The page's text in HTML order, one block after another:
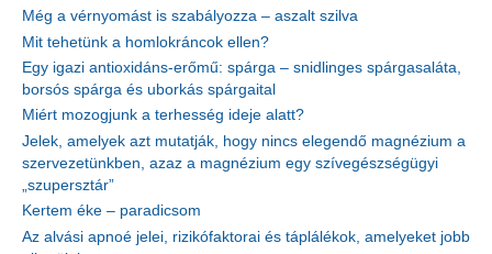
Még a vérnyomást is szabályozza – aszalt szilva
Mit tehetünk a homlokráncok ellen?
Egy igazi antioxidáns-erőmű: spárga – snidlinges spárgasaláta,
borsós spárga és uborkás spárgaital
Miért mozogjunk a terhesség ideje alatt?
Jelek, amelyek azt mutatják, hogy nincs elegendő magnézium a
szervezetünkben, azaz a magnézium egy szívegészségügyi
„szupersztár”
Kertem éke – paradicsom
Az alvási apnoé jelei, rizikófaktorai és táplálékok, amelyeket jobb